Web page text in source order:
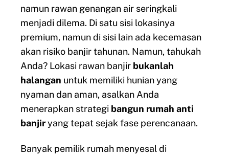
namun rawan genangan air seringkali
menjadi dilema. Di satu sisi lokasinya
premium, namun di sisi lain ada kecemasan
akan risiko banjir tahunan. Namun, tahukah
Anda? Lokasi rawan banjir bukanlah
halangan untuk memiliki hunian yang
nyaman dan aman, asalkan Anda
menerapkan strategi bangun rumah anti
banjiryang tepat sejak fase perencanaan.
Banyak pemilik rumah menyesal di